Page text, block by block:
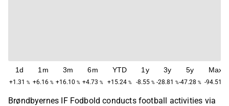
1d
+1.31 %
1m
+6.16 %
3m
+16.10 %
6m
+4.73 %
YTD
+15.24 %
1y
-8.55 %
3y
-28.81 %
5y
-47.28 %
Max
-94.51
Brøndbyernes IF Fodbold conducts football activities via